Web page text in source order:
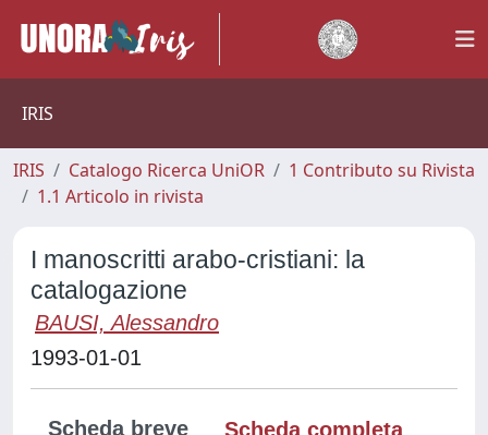
IRIS
IRIS Catalogo Ricerca UniOR
1 Contributo su Rivista
1.1 Articolo in rivista
I manoscritti arabo-cristiani: la
catalogazione
BAUSI, Alessandro
1993-01-01
Scheda breve
Scheda completa